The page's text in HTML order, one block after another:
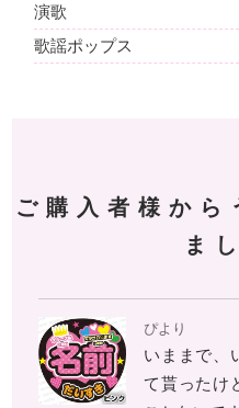
演歌
歌謡ポップス
ご購入者様から
ま
ぴより
いままで、
て貰ったけ